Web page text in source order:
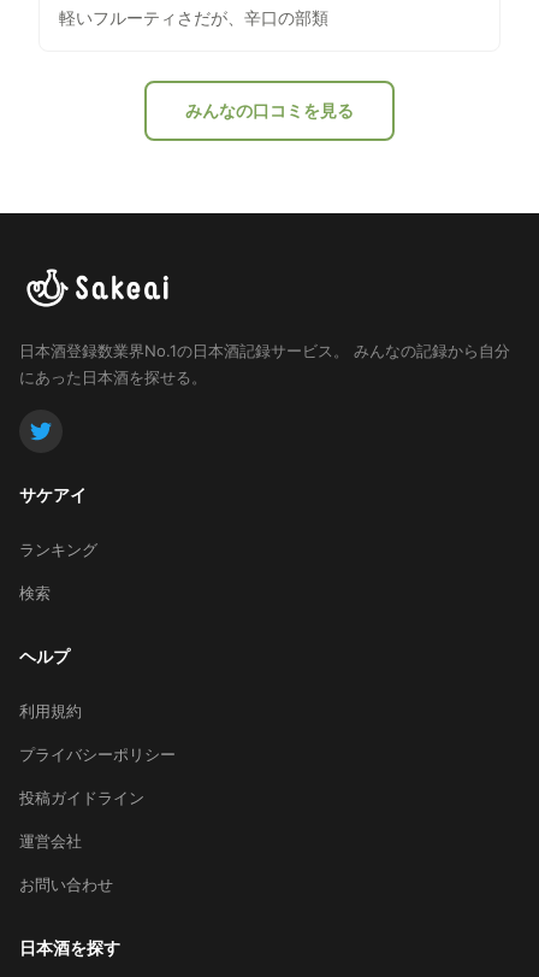
軽いフルーティさだが、辛口の部類
みんなの口コミを見る
日本酒登録数業界No.1の日本酒記録サービス。
みんなの記録から自分
にあった日本酒を探せる。
サケアイ
ランキング
検索
ヘルプ
利用規約
プライバシーポリシー
投稿ガイドライン
運営会社
お問い合わせ
日本酒を探す